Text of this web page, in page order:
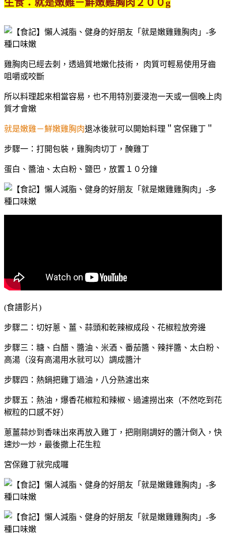
生食：就是嫩雞－鮮嫩雞胸肉２００g
雞胸肉已經去刺，透過質地嫩化技術， 肉質可輕易使用牙齒
咀嚼或咬斷
所以料理起來相當容易，也不用特別要浸泡一天或一個晚上肉
質才會嫩
就是嫩雞－鮮嫩雞胸肉退冰後就可以開始料理＂宮保雞丁＂
步驟一：打開包裝，雞胸肉切丁，醃雞丁
蛋白、醬油、太白粉、鹽巴，放置１０分鐘
(食譜影片)
步驟二：切好蔥、薑、蒜頭和乾辣椒成段、花椒粒放旁邊
步驟三：糖、白醋、醬油、米酒、番茄醬、辣拌醬、太白粉、
高湯（沒有高湯用水就可以）調成醬汁
步驟四：熱鍋把雞丁過油，八分熟濾出來
步驟五：熱油，爆香花椒粒和辣椒、過濾撈出來（不然吃到花
椒粒的口感不好）
蔥薑蒜炒到香味出來再放入雞丁，把剛剛調好的醬汁倒入，快
速炒一炒，最後撒上花生粒
宮保雞丁就完成囉